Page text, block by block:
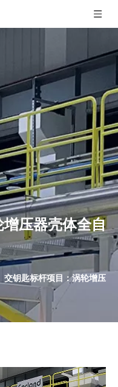
压器壳体全自
交钥匙标杆项目：涡轮增压